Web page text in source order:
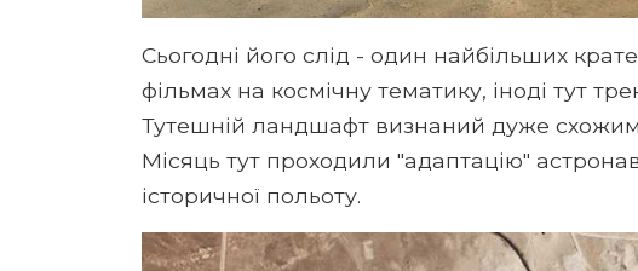
Сьогодні його слід - один найбільших
фільмах на космічну тематику, іноді тут
Тутешній ландшафт визнаний дуже
Місяць тут проходили "адаптацію"
історичної польоту.